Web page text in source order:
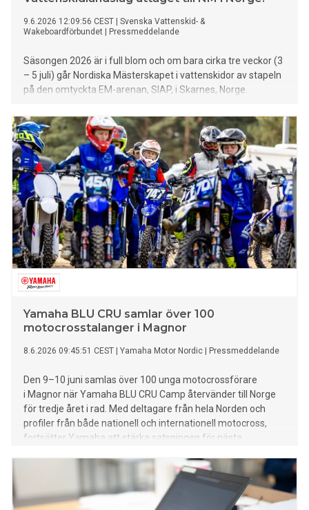
9.6.2026 12:09:56 CEST
Svenska Vattenskid- &
Wakeboardförbundet
Pressmeddelande
Säsongen 2026 är i full blom och om bara cirka tre veckor (3
– 5 juli) går Nordiska Mästerskapet i vattenskidor av stapeln
på den omtyckta EM-arenan, SIAP, i Skarnes, Norge.
Yamaha BLU CRU samlar över 100
motocrosstalanger i Magnor
8.6.2026 09:45:51 CEST Yamaha Motor Nordic Pressmeddelande
Den 9–10 juni samlas över 100 unga motocrossförare
i Magnor när Yamaha BLU CRU Camp återvänder till Norge
för tredje året i rad. Med deltagare från hela Norden och
profiler från både nationell och internationell motocross,
fortsätter Yamaha att stärka satsningen för nästa